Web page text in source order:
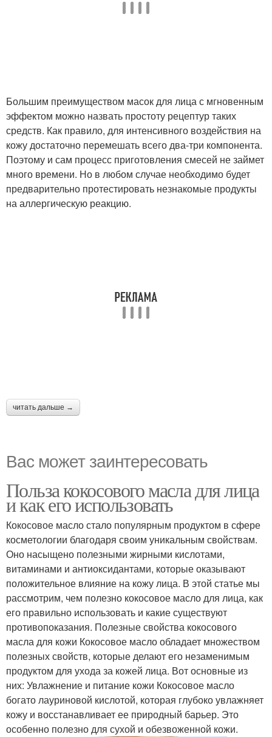
Маски для возрастной
кожи
Белковая маска
Маска с крахмалом Маски для кожи
Большим преимуществом масок для лица с мгновенным
эффектом можно назвать простоту рецептур таких
средств. Как правило, для интенсивного воздействия на
кожу достаточно перемешать всего два-три компонента.
Поэтому и сам процесс приготовления смесей не займет
много времени. Но в любом случае необходимо будет
предварительно протестировать незнакомые продукты
на аллергическую реакцию.
читать дальше →
Вас может заинтересовать
Польза кокосового масла для лица
и как его использовать
Кокосовое масло стало популярным продуктом в сфере
косметологии благодаря своим уникальным свойствам.
Оно насыщено полезными жирными кислотами,
витаминами и антиоксидантами, которые оказывают
положительное влияние на кожу лица. В этой статье мы
рассмотрим, чем полезно кокосовое масло для лица, как
его правильно использовать и какие существуют
противопоказания. Полезные свойства кокосового
масла для кожи Кокосовое масло обладает множеством
полезных свойств, которые делают его незаменимым
продуктом для ухода за кожей лица. Вот основные из
них: Увлажнение и питание кожи Кокосовое масло
богато лауриновой кислотой, которая глубоко увлажняет
кожу и восстанавливает ее природный барьер. Это
особенно полезно для сухой и обезвоженной кожи.